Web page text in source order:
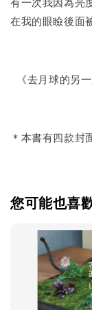
在我的眼瞼後面
《去月球的另
＊本書有四款封
您可能也喜